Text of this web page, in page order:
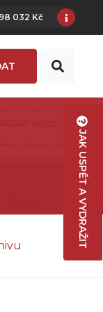
032 Kč
JAK USPĚT A VYDRAŽIT